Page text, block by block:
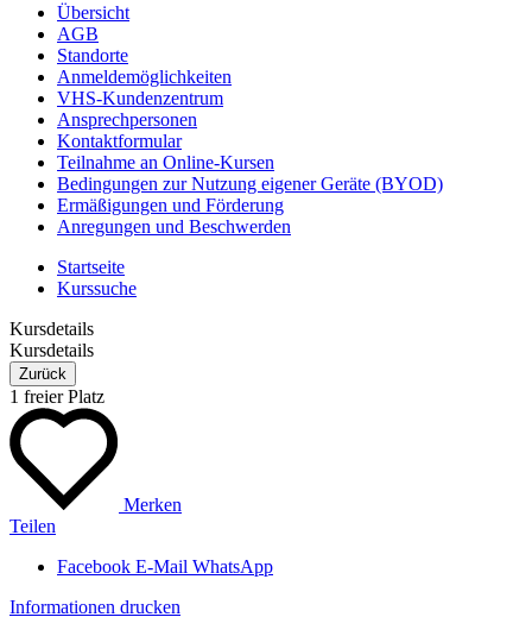
Übersicht
AGB
Standorte
Anmeldemöglichkeiten
VHS-Kundenzentrum
Ansprechpersonen
Kontaktformular
Teilnahme an Online-Kursen
Bedingungen zur Nutzung eigener Geräte (BYOD)
Ermäßigungen und Förderung
Anregungen und Beschwerden
Startseite
Kurssuche
Kursdetails
Kursdetails
Zurück
1 freier Platz
Merken
Teilen
Facebook E-Mail WhatsApp
Informationen drucken